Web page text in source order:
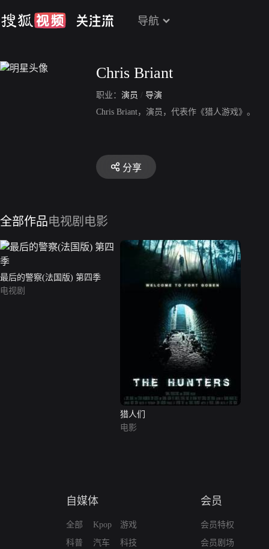
导航
Chris Briant
职业： 演员 / 导演
Chris Briant，演员，代表作《猎人游戏》。
分享
全部作品电视剧 电影
最后的警察(法国版) 第四季
电视剧
猎人们
电影
自媒体
全部
科普
Kpop
汽车
游戏
科技
会员
会员特权
会员剧场